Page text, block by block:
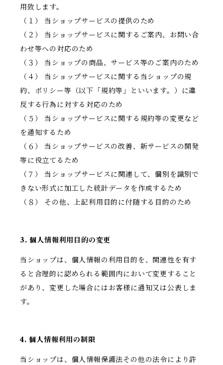
用致します。
（１） 当ショップサービスの提供のため
（２） 当ショップサービスに関するご案内、お問い合
わせ等への対応のため
（３） 当ショップの商品、サービス等のご案内のため
（４） 当ショップサービスに関する当ショップの規
約、ポリシー等（以下「規約等」といいます。）に違
反する行為に対する対応のため
（５） 当ショップサービスに関する規約等の変更など
を通知するため
（６） 当ショップサービスの改善、新サービスの開発
等に役立てるため
（７） 当ショップサービスに関連して、個別を識別で
きない形式に加工した統計データを作成するため
（８） その他、上記利用目的に付随する目的のため
3. 個人情報利用目的の変更
当ショップは、個人情報の利用目的を、関連性を有す
ると合理的に認められる範囲内において変更すること
があり、変更した場合にはお客様に通知又は公表しま
す。
4. 個人情報利用の制限
当ショップは、個人情報保護法その他の法令により許